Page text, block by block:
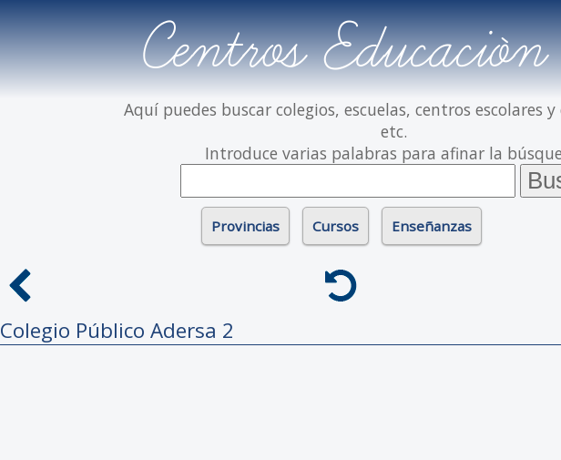
Centros Educación
Aquí puedes buscar colegios, escuelas, centros escolares
etc.
Introduce varias palabras para afinar la
Provincias Cursos Enseñanzas
Colegio Público Adersa 2